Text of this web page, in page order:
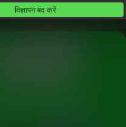
विज्ञापन बंद करें